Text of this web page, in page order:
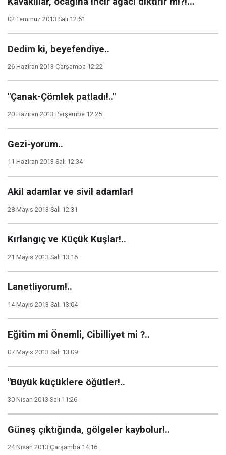
02 Temmuz 2013 Salı 12:51
Dedim ki, beyefendiye..
26 Haziran 2013 Çarşamba 12:22
"Çanak-Çömlek patladı!.."
20 Haziran 2013 Perşembe 12:25
Gezi-yorum..
11 Haziran 2013 Salı 12:34
Akil adamlar ve sivil adamlar!
28 Mayıs 2013 Salı 12:31
Kırlangıç ve Küçük Kuşlar!..
21 Mayıs 2013 Salı 13:16
Lanetliyorum!..
14 Mayıs 2013 Salı 13:04
Eğitim mi Önemli, Cibilliyet mi ?..
07 Mayıs 2013 Salı 13:09
"Büyük küçüklere öğütler!..
30 Nisan 2013 Salı 11:26
Güneş çıktığında, gölgeler kaybolur!..
24 Nisan 2013 Çarşamba 14:16